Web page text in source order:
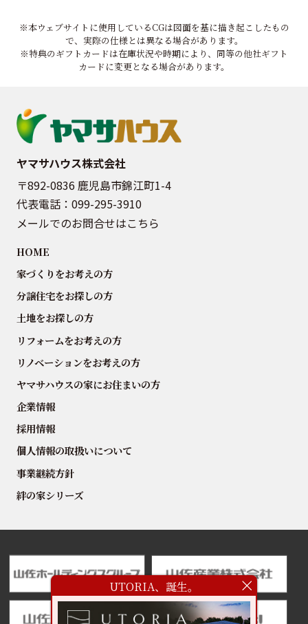
※本ウェブサイトに使用しているCGは図面を基に描き起こしたもの
で、実際の仕様とは異なる場合があります。
※特典のギフトカードは在庫状況や時期により、同等の他社ギフト
カードに変更となる場合があります。
ヤマサハウス株式会社
〒892-0836 鹿児島市錦江町1-4
代表電話： 099-295-3910
メールでのお問合せはこちら
HOME
家づくりをお考えの方
分譲住宅をお探しの方
土地をお探しの方
リフォームをお考えの方
リノベーションをお考えの方
ヤマサハウスの家にお住まいの方
企業情報
採用情報
個人情報の取扱いについて
事業継続方針
絆の家シリーズ
UTORIA、誕生。